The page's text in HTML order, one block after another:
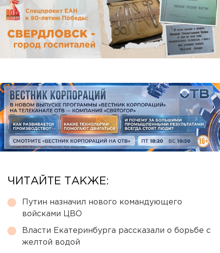
ЧИТАЙТЕ ТАКЖЕ:
Путин назначил нового командующего
войсками ЦВО
Власти Екатеринбурга рассказали о борьбе с
желтой водой